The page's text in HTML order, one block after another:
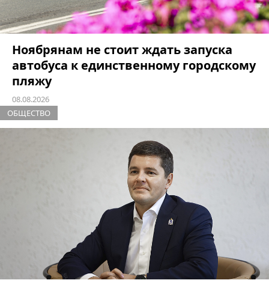
Ноябрянам не стоит ждать запуска
автобуса к единственному городскому
пляжу
08.08.2026
ОБЩЕСТВО